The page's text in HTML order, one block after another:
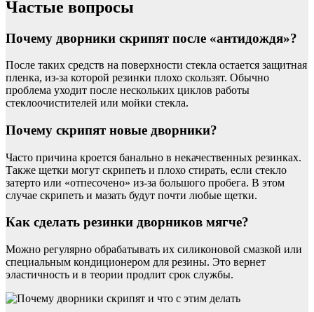
Частые вопросы
Почему дворники скрипят после «антидождя»?
После таких средств на поверхности стекла остается защитная
пленка, из-за которой резинки плохо скользят. Обычно
проблема уходит после нескольких циклов работы
стеклоочистителей или мойки стекла.
Почему скрипят новые дворники?
Часто причина кроется банально в некачественных резинках.
Также щетки могут скрипеть и плохо стирать, если стекло
затерто или «отпесочено» из-за большого пробега. В этом
случае скрипеть и мазать будут почти любые щетки.
Как сделать резинки дворников мягче?
Можно регулярно обрабатывать их силиконовой смазкой или
специальным кондиционером для резины. Это вернет
эластичность и в теории продлит срок службы.